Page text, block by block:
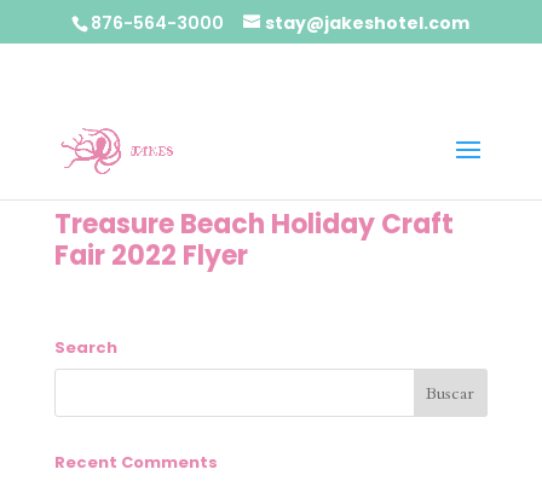
876-564-3000 stay@jakeshotel.com
Treasure Beach Holiday Craft
Fair 2022 Flyer
Search
Recent Comments